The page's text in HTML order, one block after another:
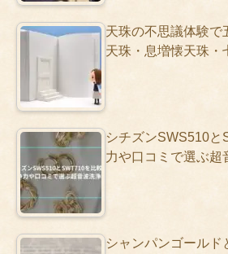
天珠の不思議体験で
天珠・息増懐天珠・
シチズンSWS510と
力や口コミで選ぶ超
シャンパンゴールド